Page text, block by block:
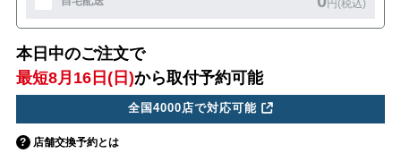
円(税込)
本日中のご注文で
最短8月16日(日)から取付予約可能
全国4000店で対応可能
店舗交換予約とは